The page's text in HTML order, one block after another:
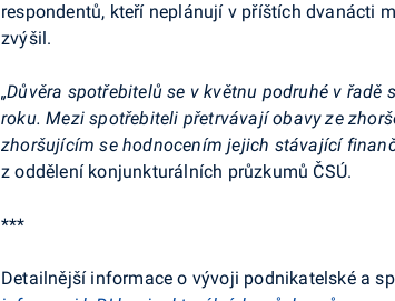
respondentů, kteří neplánují v příštích dvanácti
zvýšil.
„Důvěra spotřebitelů se v květnu podruhé v
roku. Mezi spotřebiteli přetrvávají obavy ze
zhoršujícím se hodnocením jejich stávající
z oddělení konjunkturálních průzkumů ČSÚ.
***
Detailnější informace o vývoji podnikatelské a